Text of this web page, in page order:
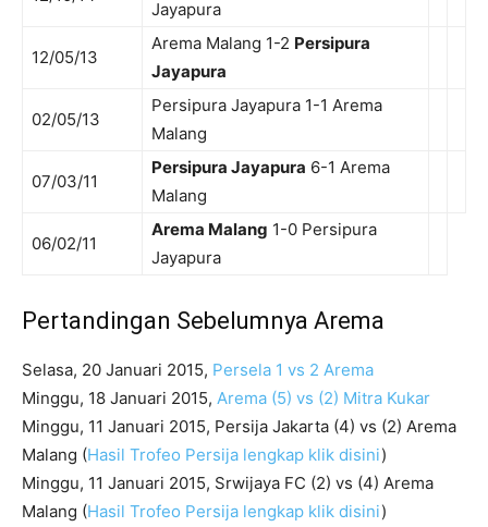
Jayapura
12/05/13
Arema Malang 1-2 Persipura
Jayapura
02/05/13
Persipura Jayapura 1-1 Arema
Malang
07/03/11
Persipura Jayapura 6-1 Arema
Malang
06/02/11
Arema Malang 1-0 Persipura
Jayapura
Pertandingan Sebelumnya Arema
Selasa, 20 Januari 2015, Persela 1 vs 2 Arema
Minggu, 18 Januari 2015, Arema (5) vs (2) Mitra Kukar
Minggu, 11 Januari 2015, Persija Jakarta (4) vs (2) Arema
Malang (Hasil Trofeo Persija lengkap klik disini)
Minggu, 11 Januari 2015, Srwijaya FC (2) vs (4) Arema
Malang (Hasil Trofeo Persija lengkap klik disini)